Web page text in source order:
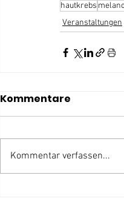
hautkrebs
Veranstaltungen
Kommentare
Kommentar verfassen...